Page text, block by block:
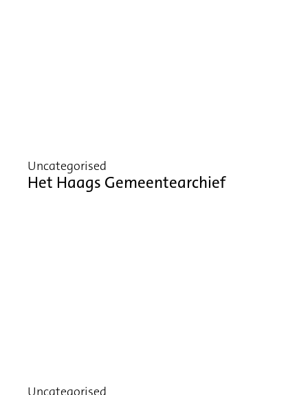
Uncategorised
Het Haags Gemeentearchief
Uncategorised